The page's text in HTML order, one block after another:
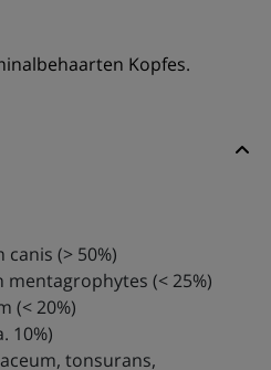
Kopfes.
(> 50%)
(< 25%)
(< 20%)
10%)
tonsurans,